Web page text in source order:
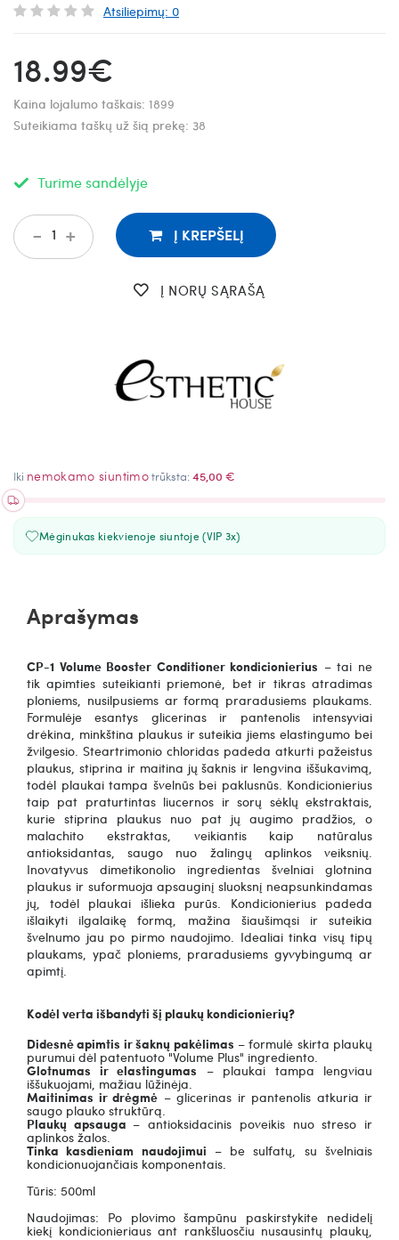
Atsiliepimų: 0
18.99€
Kaina lojalumo taškais: 1899
Suteikiama taškų už šią prekę: 38
Turime sandėlyje
+
- Į KREPŠELĮ
Į NORŲ SĄRAŠĄ
Iki nemokamo siuntimotrūksta:45,00 €
Mėginukas kiekvienoje siuntoje (VIP 3x)
Aprašymas
CP-1 Volume Booster Conditioner kondicionierius – tai ne
tik apimties suteikianti priemonė, bet ir tikras atradimas
ploniems, nusilpusiems ar formą praradusiems plaukams.
Formulėje esantys glicerinas ir pantenolis intensyviai
drėkina, minkština plaukus ir suteikia jiems elastingumo bei
žvilgesio. Steartrimonio chloridas padeda atkurti pažeistus
plaukus, stiprina ir maitina jų šaknis ir lengvina iššukavimą,
todėl plaukai tampa švelnūs bei paklusnūs. Kondicionierius
taip pat praturtintas liucernos ir sorų sėklų ekstraktais,
kurie stiprina plaukus nuo pat jų augimo pradžios, o
malachito ekstraktas, veikiantis kaip natūralus
antioksidantas, saugo nuo žalingų aplinkos veiksnių.
Inovatyvus dimetikonolio ingredientas švelniai glotnina
plaukus ir suformuoja apsauginį sluoksnį neapsunkindamas
jų, todėl plaukai išlieka purūs. Kondicionierius padeda
išlaikyti ilgalaikę formą, mažina šiaušimąsi ir suteikia
švelnumo jau po pirmo naudojimo. Idealiai tinka visų tipų
plaukams, ypač ploniems, praradusiems gyvybingumą ar
apimtį.
Kodėl verta išbandyti šį plaukų kondicionierių?
Didesnė apimtis ir šaknų pakėlimas – formulė skirta plaukų
purumui dėl patentuoto"Volume Plus" ingrediento.
Glotnumas ir elastingumas – plaukai tampa lengviau
iššukuojami, mažiau lūžinėja.
Maitinimas ir drėgmė – glicerinas ir pantenolis atkuria ir
saugo plauko struktūrą.
Plaukų apsauga – antioksidacinis poveikis nuo streso ir
aplinkos žalos.
Tinka kasdieniam naudojimui – be sulfatų, su švelniais
kondicionuojančiais komponentais.
Tūris: 500ml
Naudojimas: Po plovimo šampūnu paskirstykite nedidelį
kiekį kondicionieriaus ant rankšluosčiu nusausintų plaukų,